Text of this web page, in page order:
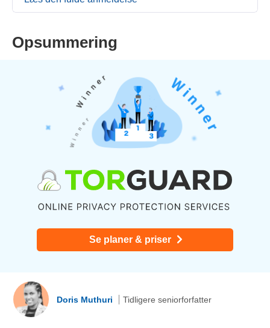
Opsummering
Se planer & priser
Doris Muthuri Tidligere seniorforfatter